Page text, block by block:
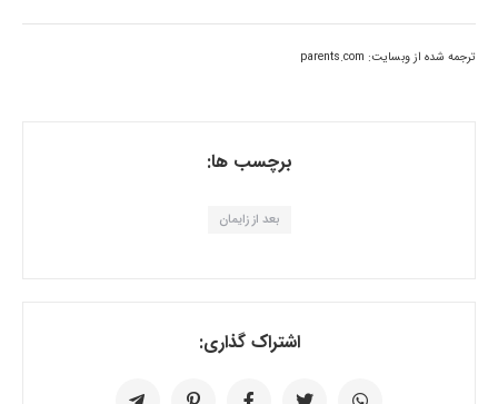
ترجمه شده از وبسایت: parents.com
برچسب ها:
بعد از زایمان
اشتراک گذاری: